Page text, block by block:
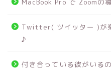
Twitter( ツイッター )が
♪
付き合っている彼がいる